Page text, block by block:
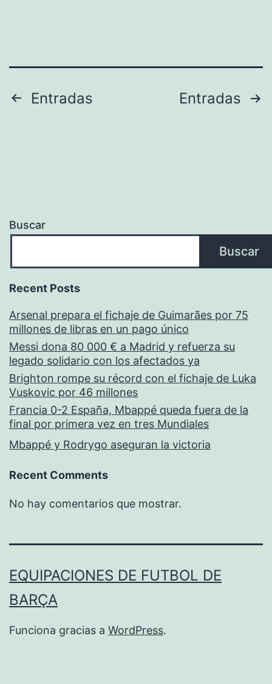
Paginación
Entradas Entradas
Buscar
Buscar
Recent Posts
Arsenal prepara el fichaje de Guimarães por 75
millones de libras en un pago único
Messi dona 80 000 € a Madrid y refuerza su
legado solidario con los afectados ya
Brighton rompe su récord con el fichaje de Luka
Vuskovic por 46 millones
Francia 0-2 España, Mbappé queda fuera de la
final por primera vez en tres Mundiales
Mbappé y Rodrygo aseguran la victoria
Recent Comments
No hay comentarios que mostrar.
EQUIPACIONES DE FUTBOL DE
BARÇA
Funciona gracias a WordPress.